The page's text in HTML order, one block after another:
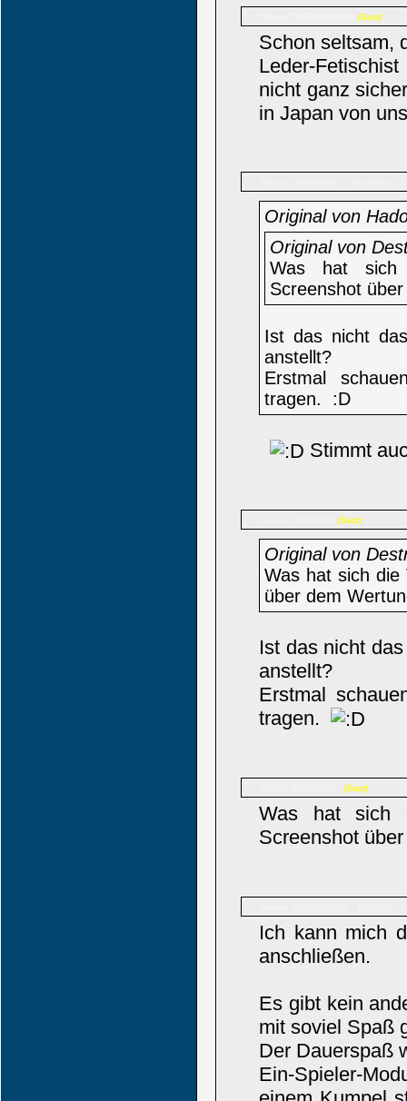
(Gast)
Schon seltsam,
Leder-
nicht ganz
in Japan von
Original von
Original von
Was hat sich
Screenshot
Ist das nicht
anstellt?
Erstmal
tragen. :D
Stimmt
(Gast)
Original von
Was hat sich die
über dem
Ist das nicht
anstellt?
Erstmal
tragen.
(Gast)
Was hat sich
Screenshot
Ich kann mich
anschließen.
Es gibt kein
mit soviel Spaß
Der Dauerspaß
Ein-Spieler-